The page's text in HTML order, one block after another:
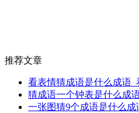
推荐文章
看表情猜成语是什么成语_
猜成语一个钟表是什么成
一张图猜9个成语是什么成